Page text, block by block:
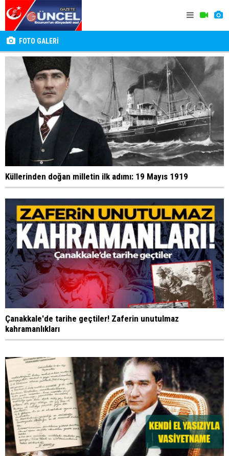
FOTO GALERİ
Küllerinden doğan milletin ilk adımı: 19 Mayıs 1919
Çanakkale'de tarihe geçtiler! Zaferin unutulmaz
kahramanlıkları